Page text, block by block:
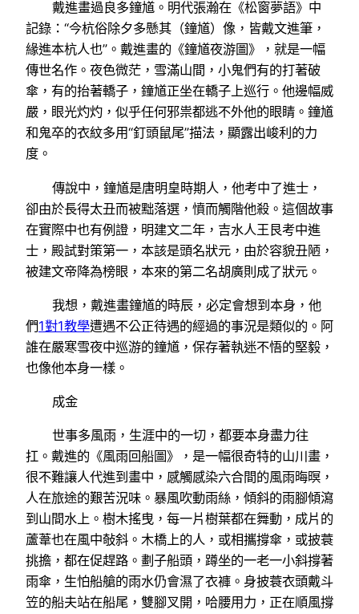
戴進畫過良多鐘馗。明代張瀚在《松窗夢語》中
記錄：“今杭俗除夕多懸其（鐘馗）像，皆戴文進筆，
緣進本杭人也”。戴進畫的《鐘馗夜游圖》，就是一幅
傳世名作。夜色微茫，雪滿山間，小鬼們有的打著破
傘，有的抬著轎子，鐘馗正坐在轎子上巡行。他邊幅威
嚴，眼光灼灼，似乎任何邪祟都逃不外他的眼睛。鐘馗
和鬼卒的衣紋多用“釘頭鼠尾”描法，顯露出峻利的力
度。
傳說中，鐘馗是唐明皇時期人，他考中了進士，
卻由於長得太丑而被黜落選，憤而觸階他殺。這個故事
在實際中也有例證，明建文二年，吉水人王艮考中進
士，殿試對策第一，本該是頭名狀元，由於容貌丑陋，
被建文帝降為榜眼，本來的第二名胡廣則成了狀元。
我想，戴進畫鐘馗的時辰，必定會想到本身，他
們1對1教學遭遇不公正待遇的經過的事況是類似的。阿
誰在嚴寒雪夜中巡游的鐘馗，保存著執迷不悟的堅毅，
也像他本身一樣。
成金
世事多風雨，生涯中的一切，都要本身盡力往
扛。戴進的《風雨回船圖》，是一幅很奇特的山川畫，
很不難讓人代進到畫中，感觸感染六合間的風雨晦暝，
人在旅途的艱苦況味。暴風吹動雨絲，傾斜的雨腳傾瀉
到山間水上。樹木搖曳，每一片樹葉都在舞動，成片的
蘆葦也在風中敧斜。木橋上的人，或相攜撐傘，或披蓑
挑擔，都在促趕路。劃子船頭，蹲坐的一老一小斜撐著
雨傘，生怕船艙的雨水仍會濕了衣褲。身披蓑衣頭戴斗
笠的船夫站在船尾，雙腳叉開，哈腰用力，正在順風撐